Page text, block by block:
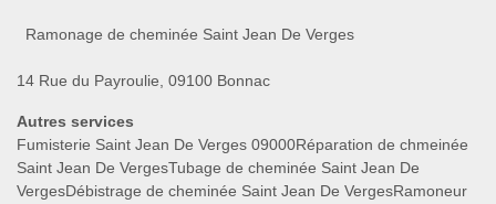
Ramonage de cheminée Saint Jean De Verges
14 Rue du Payroulie, 09100 Bonnac
Autres services
Fumisterie Saint Jean De Verges 09000Réparation de chmeinée
Saint Jean De VergesTubage de cheminée Saint Jean De
VergesDébistrage de cheminée Saint Jean De VergesRamoneur